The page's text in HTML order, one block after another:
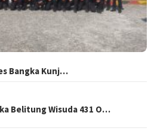
Bangka Kunj…
Belitung Wisuda 431 O…